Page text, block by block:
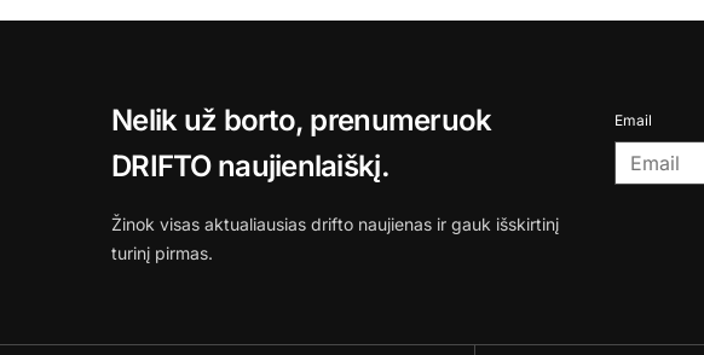
Nelik už borto, prenumeruok
DRIFTO naujienlaiškį.
Žinok visas aktualiausias drifto naujienas ir gauk išskirtinį
turinį pirmas.
Email